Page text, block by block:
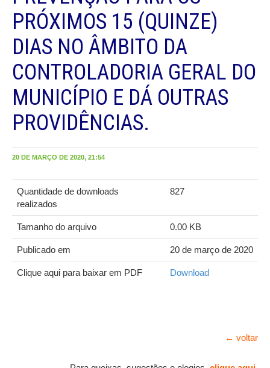
PRÓXIMOS 15 (QUINZE)
DIAS NO ÂMBITO DA
CONTROLADORIA GERAL DO
MUNICÍPIO E DÁ OUTRAS
PROVIDÊNCIAS.
20 DE MARÇO DE 2020, 21:54
Quantidade de downloads
realizados
827
Tamanho do arquivo 0.00 KB
Publicado em 20 de março de 2020
Clique aqui para baixar em PDF Download
← voltar